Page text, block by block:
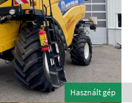
Használt gép